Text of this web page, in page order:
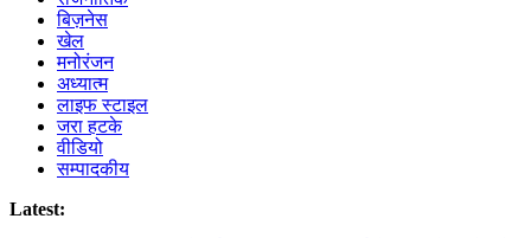
बिज़नेस
खेल
मनोरंजन
अध्यात्म
लाइफ स्टाइल
जरा हटके
वीडियो
सम्पादकीय
Latest: